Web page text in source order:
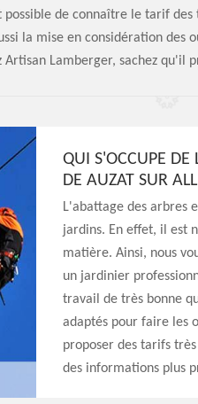
possible de connaître le tarif
la mise en considération des
Artisan Lamberger, sachez qu'il
QUI S'OCCUPE DE
DE AUZAT SUR
L'abattage des arbres
jardins. En effet, il est
matière. Ainsi, nous
un jardinier
travail de très bonne
adaptés pour faire les
proposer des tarifs
des informations plus